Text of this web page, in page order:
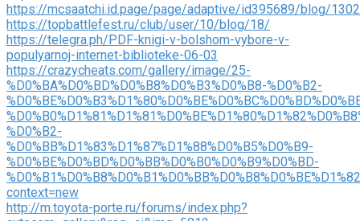
https://mcsaatchi.id.page/page/adaptive/id395689/blog/
https://topbattlefest.ru/club/user/10/blog/18/
https://telegra.ph/PDF-knigi-v-bolshom-vybore-v-
populyarnoj-internet-biblioteke-06-03
https://crazycheats.com/gallery/image/25-
%D0%BA%D0%BD%D0%B8%D0%B3%D0%B8-%D0%B2-
%D0%B2-
%D0%BB%D1%83%D1%87%D1%88%D0%B5%D0%B9-
%D0%BE%D0%BD%D0%BB%D0%B0%D0%B9%D0%BD-
context=new
http://m.toyota-porte.ru/forums/index.php?